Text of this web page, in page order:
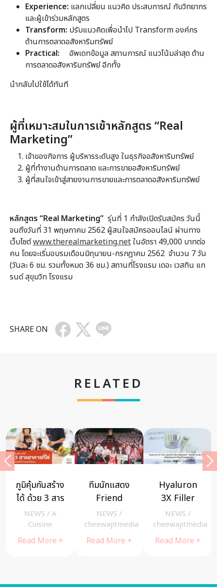
Experience: แลกเปลี่ยน แนวคิด ประสบการณ์ กับวิทยากร
และผู้เข้าร่วมหลักสูตร
Transform: ปรับแนวคิดเพื่อนำไป Transform องค์กร
ด้านการตลาดอสังหาริมทรัพย์
Practical: อัพเดทข้อมูล สถานการณ์ แนวโน้มล่าสุด ด้าน
การตลาดอสังหาริมทรัพย์ อีกทั้ง
นำกลับไปใช้ได้ทันที
ผู้ที่เหมาะสมในการเข้าหลักสูตร “Real
Marketing”
เจ้าของกิจการ ผู้บริหารระดับสูง ในธุรกิจอสังหาริมทรัพย์
ผู้ที่ทำงานด้านการตลาด และการขายอสังหาริมทรัพย์
ผู้ที่สนใจเข้าสู่สายงานการขายและการตลาดอสังหาริมทรัพย์
หลักสูตร “Real Marketing” รุ่นที่ 1 กำลังเปิดรับสมัคร วันนี้
จนถึงวันที่ 31 พฤษภาคม 2562 ผู้สนใจสมัครออนไลน์ ผ่านทาง
เว็บไซต์www.therealmarketing.netในอัตรา 49,000 บาทต่อ
คน โดยจะเริ่มอบรมเดือนมิถุนายน-กรกฎาคม 2562 จำนวน 7 วัน
(วันละ 6 ชม. รวมทั้งหมด 36 ชม.) สถานที่โรงแรม เดอะ เวสทิน แก
รนด์ สุขุมวิท โรงแรม
SHARE ON
RELATED
ภูมิคุ้มกันสร้าง
ได้ ด้วย 3 สาร
อาหารที่ใช่
อร่อยได้ใน
แบบที่ชอบ
NEWS / A
Cuisine
Read More +
ทีมนักแสดง
Friend
Zone ร่วม
เซอร์ไพรส์ผู้
ชมใน
NEWS /
cheewajitmedia
Read More +
Hyaluron
3X Filler
สูตรใหม่ สกิน
แคร์ยูเซอรินที่
ให้ครบถึงสาม
NEWS /
cheewajitmedia
Read More +